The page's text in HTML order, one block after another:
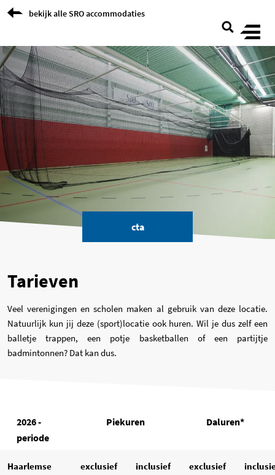
bekijk alle SRO accommodaties
cta
Tarieven
Veel verenigingen en scholen maken al gebruik van deze locatie.
Natuurlijk kun jij deze (sport)locatie ook huren. Wil je dus zelf een
balletje trappen, een potje basketballen of een partijtje
badmintonnen? Dat kan dus.
2026 -
periode
Piekuren Daluren*
Haarlemse
exclusief
inclusief
exclusief